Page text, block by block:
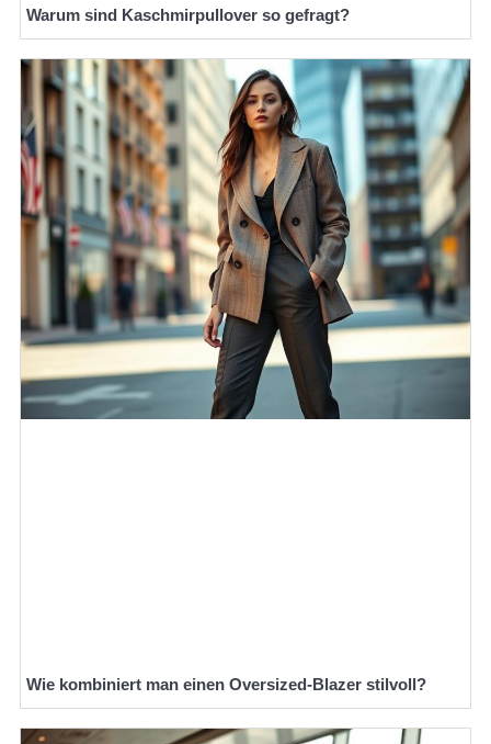
Warum sind Kaschmirpullover so gefragt?
Wie kombiniert man einen Oversized-Blazer stilvoll?